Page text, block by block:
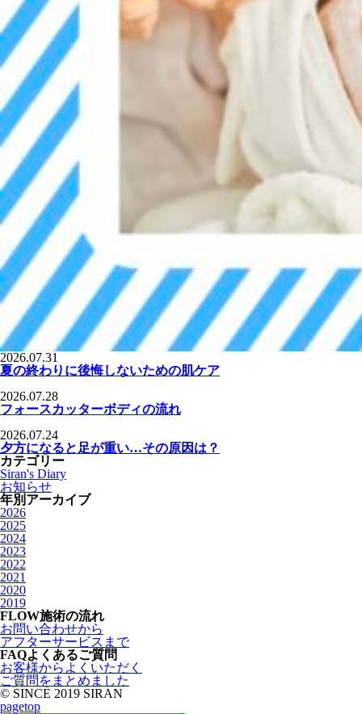
2026.07.31
夏の終わりに後悔しないための肌ケア
2026.07.28
フォースカッターボディの流れ
2026.07.24
夕方になると足が重い…その原因は？
カテゴリー
Siran's Diary
お知らせ
年別アーカイブ
2026
2025
2024
2023
2022
2021
2020
2019
FLOW施術の流れ
お問い合わせから
アフターサービスまで
FAQよくあるご質問
お客様からよくいただく
ご質問をまとめました
© SINCE 2019 SIRAN
pagetop